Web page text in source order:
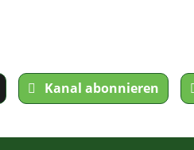
Kanal abonnieren